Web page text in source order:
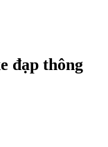
đạp thông